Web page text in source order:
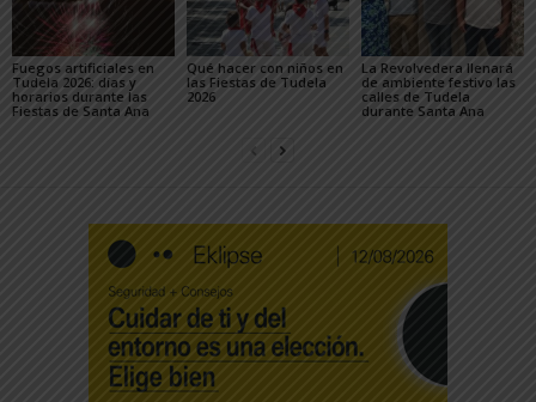
Fuegos artificiales en
Tudela 2026: días y
horarios durante las
Fiestas de Santa Ana
Qué hacer con niños en
las Fiestas de Tudela
2026
La Revolvedera llenará
de ambiente festivo las
calles de Tudela
durante Santa Ana